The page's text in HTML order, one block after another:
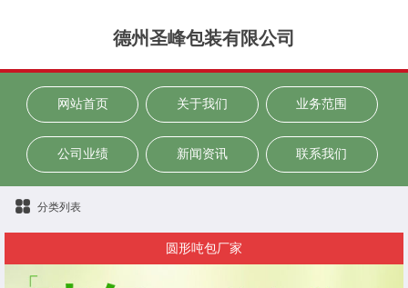
德州圣峰包装有限公司
网站首页 关于我们 业务范围
公司业绩 新闻资讯 联系我们
分类列表
圆形吨包厂家